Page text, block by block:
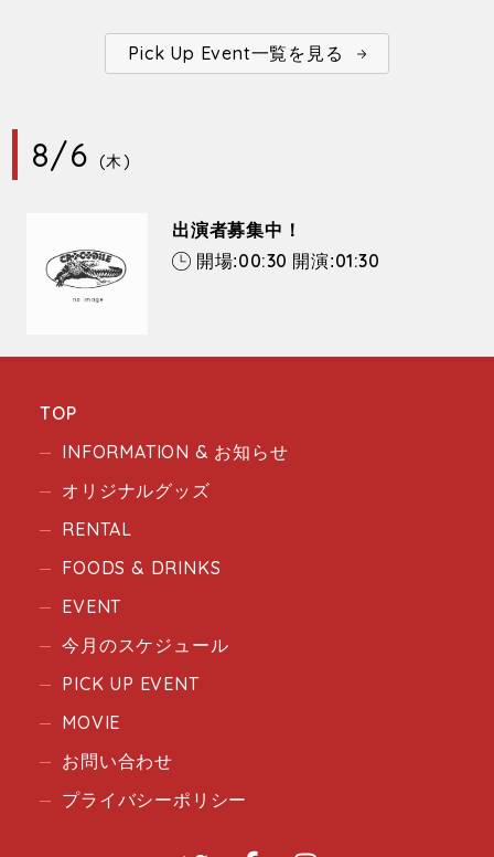
Pick Up Event一覧を見る
8/6 (木)
出演者募集中！
開場:00:30 開演:01:30
TOP
INFORMATION & お知らせ
オリジナルグッズ
RENTAL
FOODS & DRINKS
EVENT
今月のスケジュール
PICK UP EVENT
MOVIE
お問い合わせ
プライバシーポリシー